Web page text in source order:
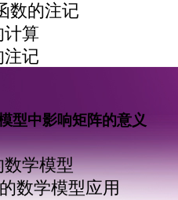
数的注记
算
记
型中影响矩阵的意义
学模型
学模型应用